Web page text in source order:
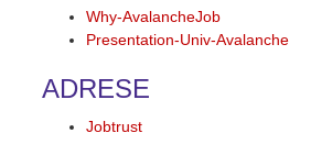
Why-AvalancheJob
Presentation-Univ-Avalanche
ADRESE
Jobtrust